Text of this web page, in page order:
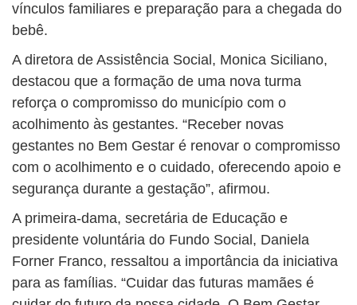
vínculos familiares e preparação para a chegada do
bebê.
A diretora de Assistência Social, Monica Siciliano,
destacou que a formação de uma nova turma
reforça o compromisso do município com o
acolhimento às gestantes. “Receber novas
gestantes no Bem Gestar é renovar o compromisso
com o acolhimento e o cuidado, oferecendo apoio e
segurança durante a gestação”, afirmou.
A primeira-dama, secretária de Educação e
presidente voluntária do Fundo Social, Daniela
Forner Franco, ressaltou a importância da iniciativa
para as famílias. “Cuidar das futuras mamães é